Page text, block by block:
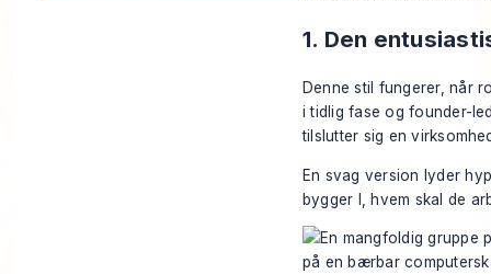
1. Den
Denne stil fungerer, når
i tidlig fase og founder-
tilslutter sig en
En svag version lyder
bygger I, hvem skal de